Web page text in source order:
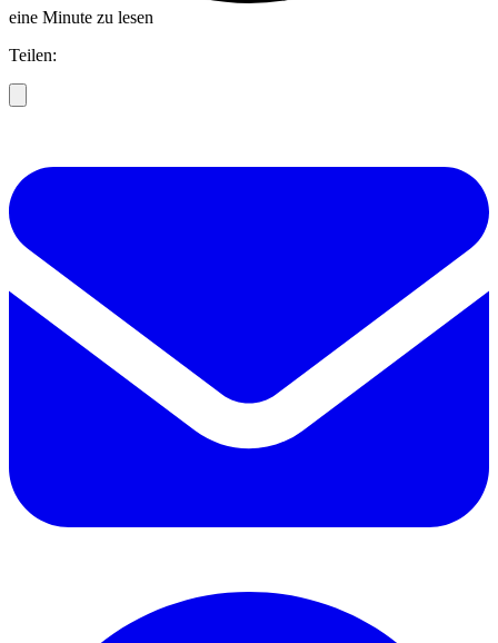
eine Minute zu lesen
Teilen: